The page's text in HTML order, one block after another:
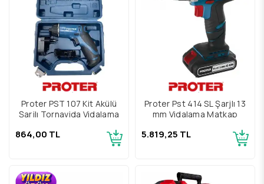
Proter PST 107 Kit Akülü
Şarjlı Tornavida Vidalama
864,00 TL
Proter Pst 414 SL Şarjlı 13
mm Vidalama Matkap
5.819,25 TL